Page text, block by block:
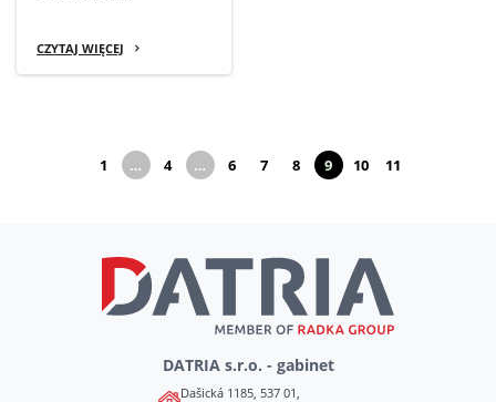
CZYTAJ WIĘCEJ
1(obecny)
… 4(obecny)
… 6(obecny)
7(obecny)
8(obecny)
9 10
(obecny)
11(obecny)
DATRIA s.r.o. - gabinet
Dašická 1185, 537 01,